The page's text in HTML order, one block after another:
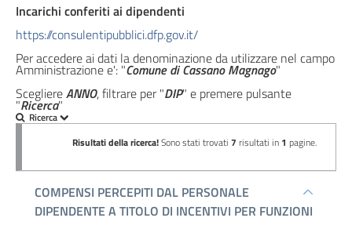
Incarichi conferiti ai dipendenti
https://consulentipubblici.dfp.gov.it/
Per accedere ai dati la denominazione da utilizzare nel campo
Amministrazione e': "Comune di Cassano Magnago"
ScegliereANNO, filtrare per "DIP" e premere pulsante
"Ricerca"
procedimenti
Provvedimenti
Bandi
di
contratti
Sovvenzioni,